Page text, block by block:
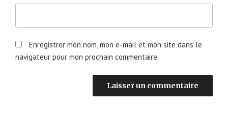
Enregistrer mon nom, mon e-mail et mon site dans le
navigateur pour mon prochain commentaire.